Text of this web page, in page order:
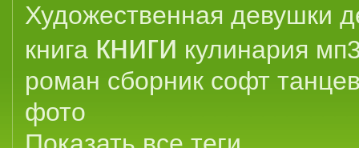
Художественная девушки
книга книги кулинария
роман сборник софт
фото